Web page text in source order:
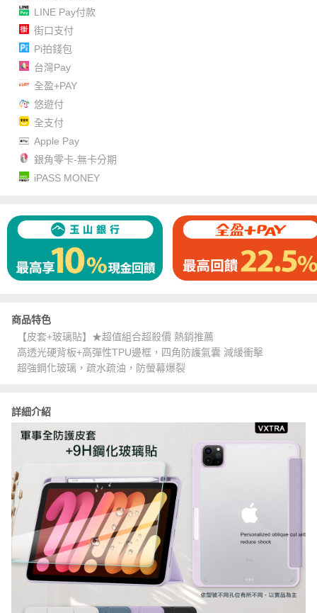
LINE Pay付款
街口支付
Pi拍錢包
台灣Pay
全盈+PAY
悠遊付
全支付
Apple Pay
銀角零卡-無卡分期
iPASS MONEY
商品特色
【皮套+玻璃貼】★超值組合超殺價 熱銷推薦
高透光硬背板+高彈性TPU邊框，四角防護氣囊 減緩衝擊
超強鋼化玻璃，疏水疏油，防螢幕爆裂
詳細介紹